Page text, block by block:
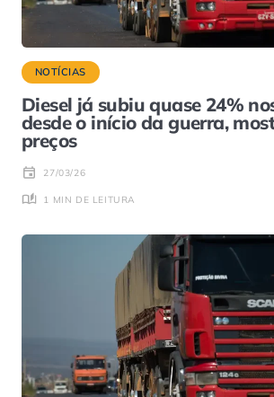
NOTÍCIAS
Diesel já subiu quase 24%
desde o início da guerra,
preços
27/03/26
1 MIN DE LEITURA